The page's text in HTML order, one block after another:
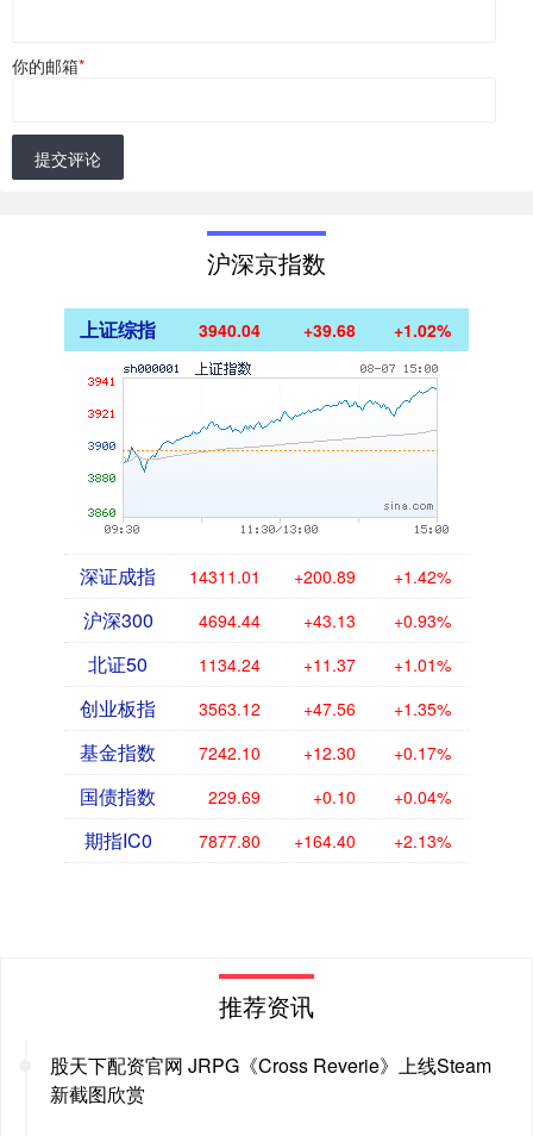
你的邮箱*
提交评论
沪深京指数
上证综指 3940.04 +39.68 +1.02%
深证成指 14311.01 +200.89 +1.42%
沪深300 4694.44 +43.13 +0.93%
北证50 1134.24 +11.37 +1.01%
创业板指 3563.12 +47.56 +1.35%
基金指数 7242.10 +12.30 +0.17%
国债指数 229.69 +0.10 +0.04%
期指IC0 7877.80 +164.40 +2.13%
推荐资讯
股天下配资官网 JRPG《Cross Reverie》上线Steam
新截图欣赏